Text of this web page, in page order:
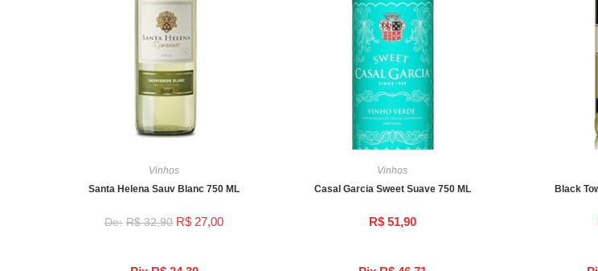
Vinhos
Santa Helena Sauv Blanc 750 ML
R$32,90 R$ 27,00
Vinhos
Casal Garcia Sweet Suave 750 ML
R$51,90
Black